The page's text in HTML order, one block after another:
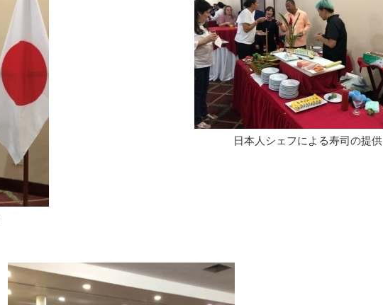
日本人シェフによる寿司の提供